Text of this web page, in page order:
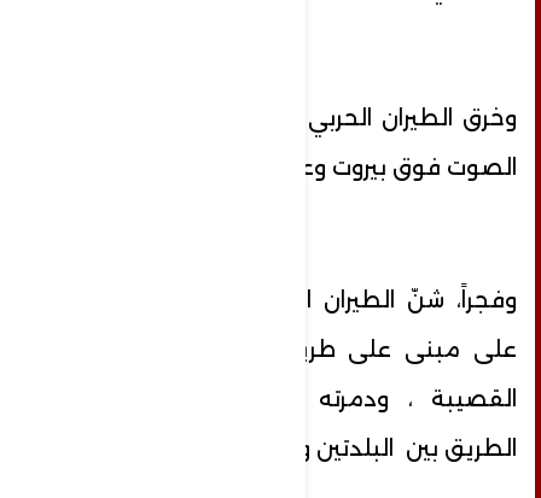
وخرق الطيران الحربي المعادي مساء جدار
الصوت فوق بيروت وعدد من المناطق.
وفجراً، شنّ الطيران الحربي المعادي غارة
على مبنى على طريق بلدتي عدشيت –
القصيبة ، ودمرته كما تسببت بقطع
الطريق بين البلدتين وباتجاه النبطية.